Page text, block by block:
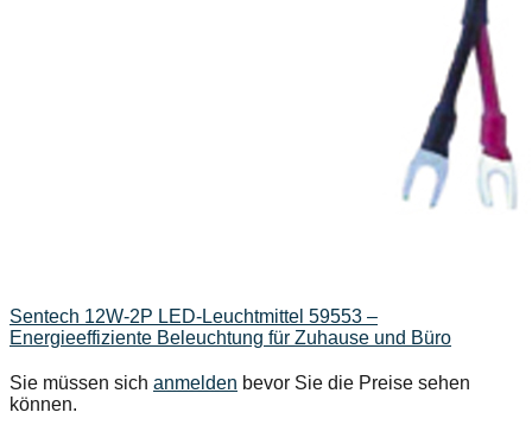
Sentech 12W-2P LED-Leuchtmittel 59553 –
Energieeffiziente Beleuchtung für Zuhause und Büro
Sie müssen sich anmelden bevor Sie die Preise sehen
können.